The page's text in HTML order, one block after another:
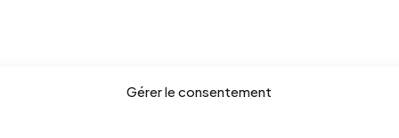
Gérer le consentement